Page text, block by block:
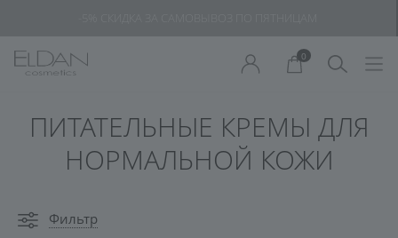
0
ПИТАТЕЛЬНЫЕ КРЕМЫ ДЛЯ
НОРМАЛЬНОЙ КОЖИ
Фильтр